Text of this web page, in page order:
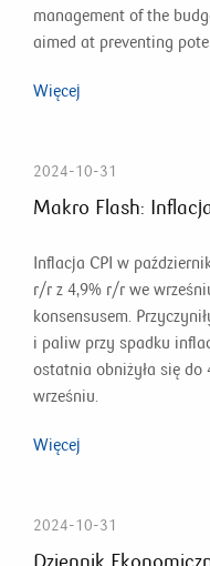
management of the
aimed at preventing
Więcej
2024-10-31
Makro Flash:
Inflacja CPI w
r/r z 4,9% r/r we
konsensusem.
i paliw przy spadku
ostatnia obniżyła się
wrześniu.
Więcej
2024-10-31